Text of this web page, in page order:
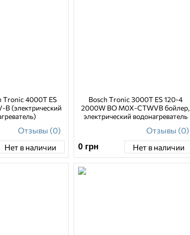
Tronic 4000T ES
(электрический
Отзывы (0)
Нет в наличии
Bosch Tronic 3000T ES 120-4
2000W BO M0X-CTWVB бойлер,
электрический водонагреватель
Отзывы (0)
0 грн Нет в наличии